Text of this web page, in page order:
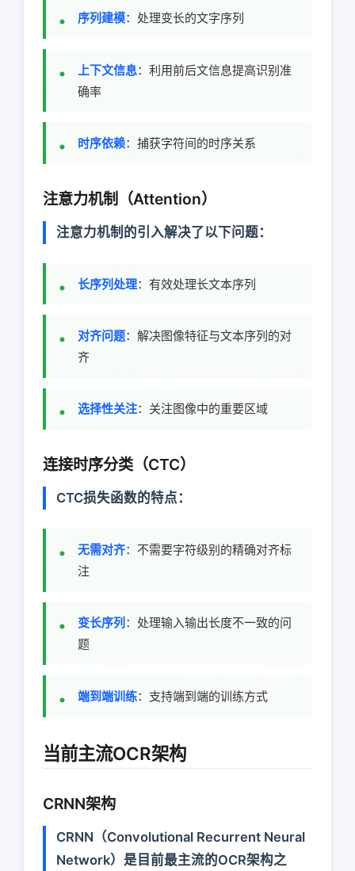
序列建模：处理变长的文字序列
上下文信息：利用前后文信息提高识别准
确率
时序依赖：捕获字符间的时序关系
注意力机制（Attention）
注意力机制的引入解决了以下问题：
长序列处理：有效处理长文本序列
对齐问题：解决图像特征与文本序列的对
齐
选择性关注：关注图像中的重要区域
连接时序分类（CTC）
CTC损失函数的特点：
无需对齐：不需要字符级别的精确对齐标
注
变长序列 ：处理输入输出长度不一致的问
题
端到端训练：支持端到端的训练方式
当前主流OCR架构
CRNN架构
CRNN（Convolutional Recurrent Neural
Network）是目前最主流的OCR架构之